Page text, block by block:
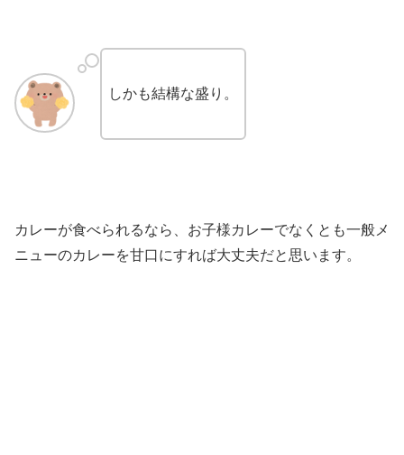
しかも結構な盛り。
カレーが食べられるなら、お子様カレーでなくとも一般メ
ニューのカレーを甘口にすれば大丈夫だと思います。